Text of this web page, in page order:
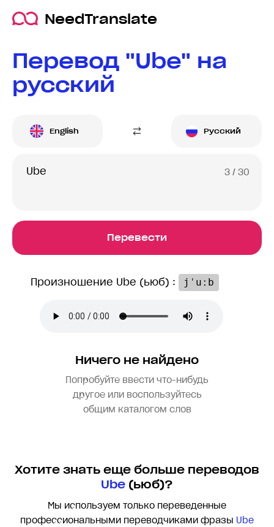
NeedTranslate
Перевод "Ube" на
русский
English Русский
3 / 30
Перевести
Произношение Ube (ьюб) : jˈuːb
Ничего не найдено
Попробуйте ввести что-нибудь
другое или воспользуйтесь
общим каталогом слов
Хотите знать еще больше переводов
Ube (ьюб)?
Мы используем только переведенные
профессиональными переводчиками фразы Ube